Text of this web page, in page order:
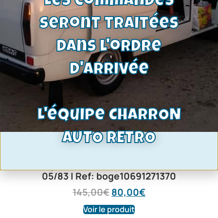
05/83 | Ref: boge10691271370
145,00€80,00€
Voir le produit
seront traitées
dans l'ordre
d'arrivée
L'équipe CHARRON
AUTO RETRO